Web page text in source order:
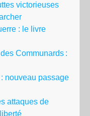
victorieuses
: le livre
Communards :
nouveau passage
attaques de